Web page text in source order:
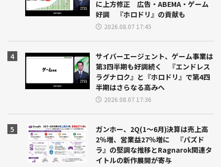
に上方修正 広告・ABEMA・ゲーム
好調 『ホロドリ』の貢献も
2026.08.07 17:45
サイバーエージェント、ゲーム事業は
第3四半期も好調続く 『エンドレス
ラグナロク』と『ホロドリ』で第4四
半期はさらなる高みへ
2026.08.07 17:36
ガンホー、2Q(1～6月)決算は売上高
2％増、営業益27％増に 『パズド
ラ』の堅調な推移とRagnarok関連タ
イトルの新作展開が寄与